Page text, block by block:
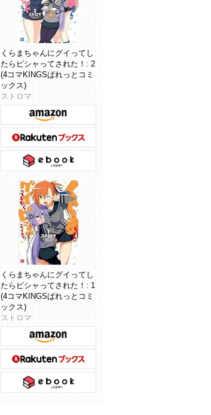
くらまちゃんにグイってし
たらピシャってされた！: 2
(4コマKINGSぱれっとコミ
ックス)
ストロマ
くらまちゃんにグイってし
たらピシャってされた！: 1
(4コマKINGSぱれっとコミ
ックス)
ストロマ